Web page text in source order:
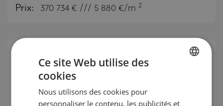
Prix: 370 734 € /// 5 880 €/m 2
Ce site Web utilise des
cookies
Nous utilisons des cookies pour
personnaliser le contenu, les publicités et